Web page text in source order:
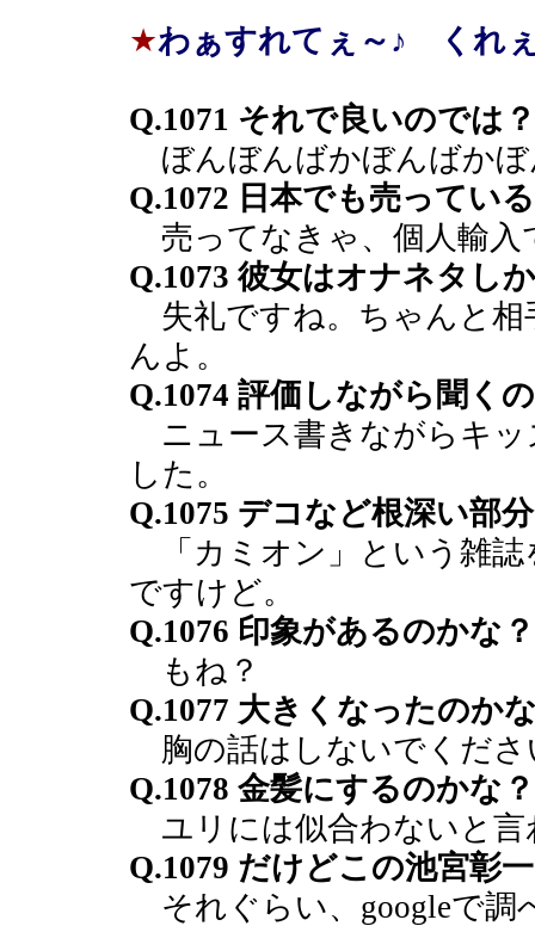
★わぁすれてぇ～♪ くれ
Q.1071 それで良いのでは？
ぼんぼんばかぼんばかぼ
Q.1072 日本でも売ってい
売ってなきゃ、個人輸入
Q.1073 彼女はオナネタし
失礼ですね。ちゃんと相
んよ。
Q.1074 評価しながら聞く
ニュース書きながらキッ
した。
Q.1075 デコなど根深い部
「カミオン」という雑誌
ですけど。
Q.1076 印象があるのかな？
もね？
Q.1077 大きくなったのか
胸の話はしないでくださ
Q.1078 金髪にするのかな？
ユリには似合わないと言
Q.1079 だけどこの池宮彰
それぐらい、googleで調